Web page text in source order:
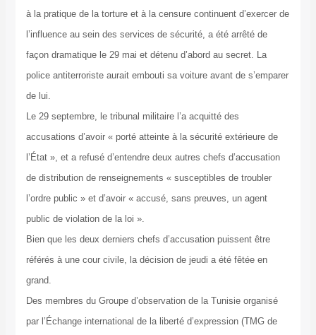
à la pratique de la torture et à la censure continuent d’exercer de
l’influence au sein des services de sécurité, a été arrêté de
façon dramatique le 29 mai et détenu d’abord au secret. La
police antiterroriste aurait embouti sa voiture avant de s’emparer
de lui.
Le 29 septembre, le tribunal militaire l’a acquitté des
accusations d’avoir « porté atteinte à la sécurité extérieure de
l’État », et a refusé d’entendre deux autres chefs d’accusation
de distribution de renseignements « susceptibles de troubler
l’ordre public » et d’avoir « accusé, sans preuves, un agent
public de violation de la loi ».
Bien que les deux derniers chefs d’accusation puissent être
référés à une cour civile, la décision de jeudi a été fêtée en
grand.
Des membres du Groupe d’observation de la Tunisie organisé
par l’Échange international de la liberté d’expression (TMG de